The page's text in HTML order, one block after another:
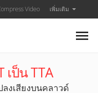
Video เพิ่มเติม
เป็น TTA
ลงเสียงบนคลาวด์